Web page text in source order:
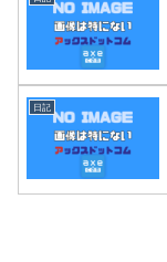
日記